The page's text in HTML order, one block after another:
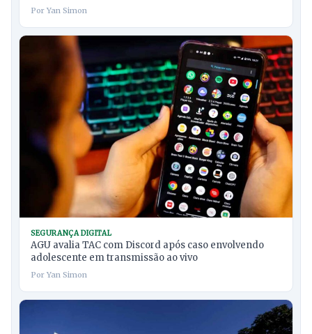
Por Yan Simon
SEGURANÇA DIGITAL
AGU avalia TAC com Discord após caso envolvendo
adolescente em transmissão ao vivo
Por Yan Simon